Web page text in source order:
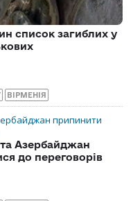
список загиблих у
ВІРМЕНІЯ
Азербайджан
до переговорів